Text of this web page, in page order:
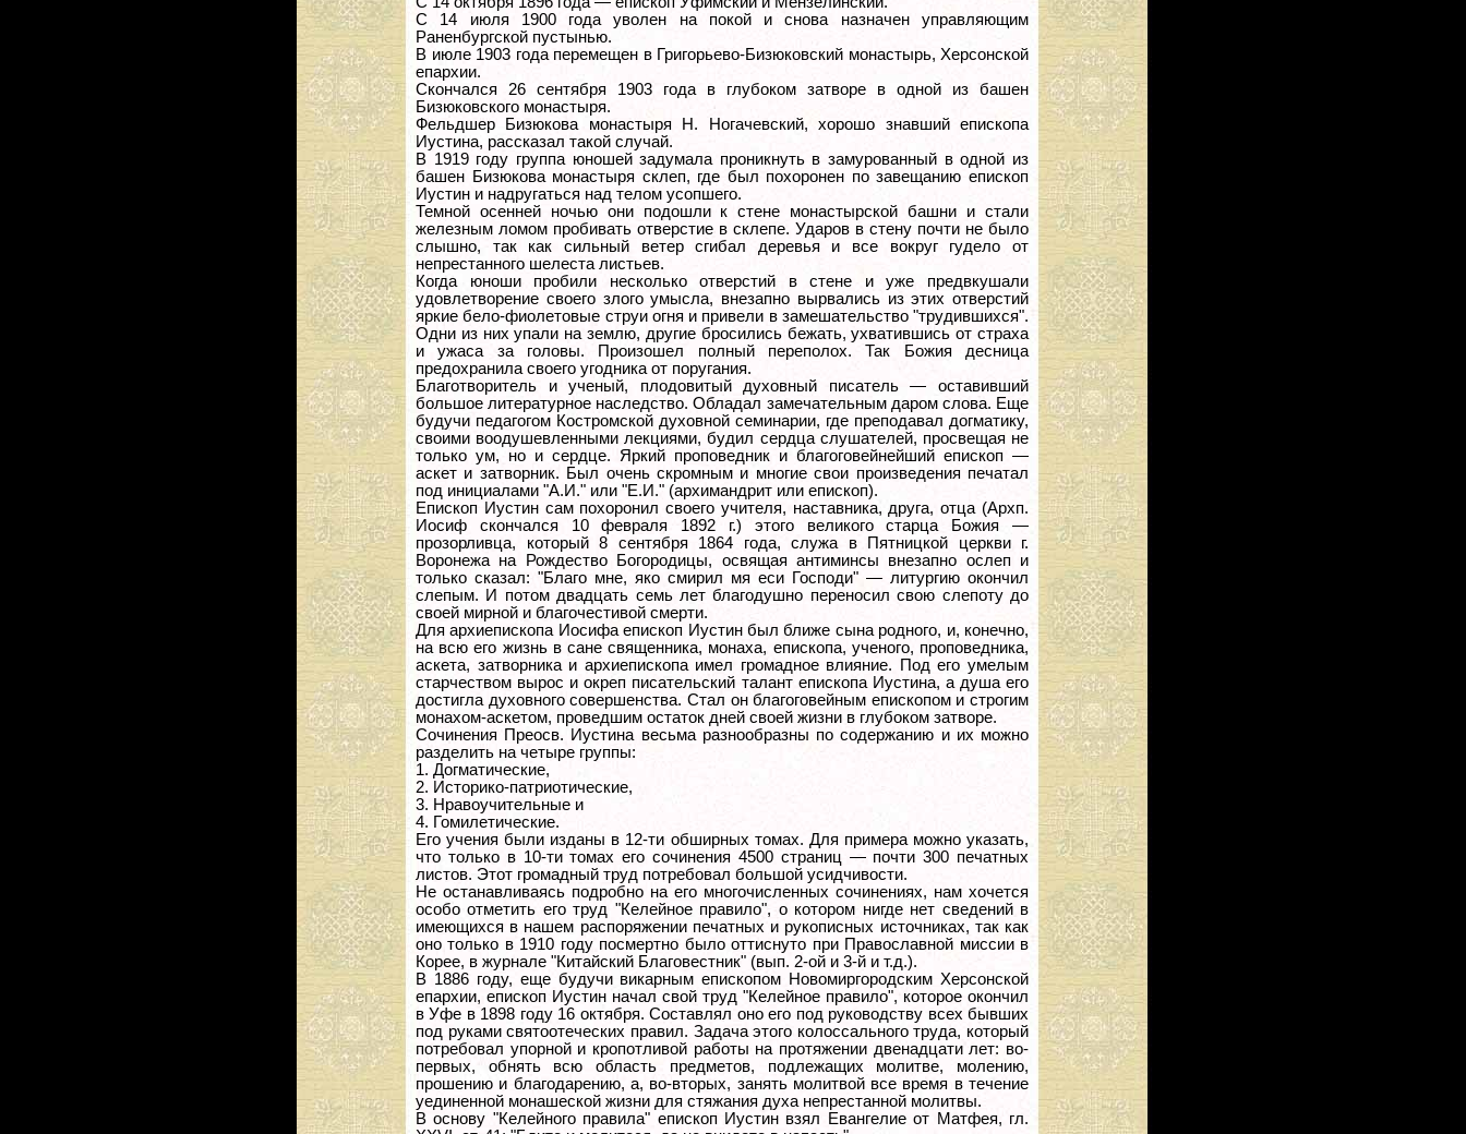
С 14 июля 1900 года уволен на покой и снова назначен управляющим
Раненбургской пустынью.
В июле 1903 года перемещен в Григорьево-Бизюковский монастырь, Херсонской
епархии.
Скончался 26 сентября 1903 года в глубоком затворе в одной из башен
Бизюковского монастыря.
Фельдшер Бизюкова монастыря Н. Ногачевский, хорошо знавший епископа
Иустина, рассказал такой случай.
В 1919 году группа юношей задумала проникнуть в замурованный в одной из
башен Бизюкова монастыря склеп, где был похоронен по завещанию епископ
Иустин и надругаться над телом усопшего.
Темной осенней ночью они подошли к стене монастырской башни и стали
железным ломом пробивать отверстие в склепе. Ударов в стену почти не было
слышно, так как сильный ветер сгибал деревья и все вокруг гудело от
непрестанного шелеста листьев.
Когда юноши пробили несколько отверстий в стене и уже предвкушали
удовлетворение своего злого умысла, внезапно вырвались из этих отверстий
яркие бело-фиолетовые струи огня и привели в замешательство "трудившихся".
Одни из них упали на землю, другие бросились бежать, ухватившись от страха
и ужаса за головы. Произошел полный переполох. Так Божия десница
предохранила своего угодника от поругания.
Благотворитель и ученый, плодовитый духовный писатель — оставивший
большое литературное наследство. Обладал замечательным даром слова. Еще
будучи педагогом Костромской духовной семинарии, где преподавал догматику,
своими воодушевленными лекциями, будил сердца слушателей, просвещая не
только ум, но и сердце. Яркий проповедник и благоговейнейший епископ —
аскет и затворник. Был очень скромным и многие свои произведения печатал
под инициалами "А.И." или "Е.И." (архимандрит или епископ).
Епископ Иустин сам похоронил своего учителя, наставника, друга, отца (Архп.
Иосиф скончался 10 февраля 1892 г.) этого великого старца Божия —
прозорливца, который 8 сентября 1864 года, служа в Пятницкой церкви г.
Воронежа на Рождество Богородицы, освящая антиминсы внезапно ослеп и
только сказал: "Благо мне, яко смирил мя еси Господи" — литургию окончил
слепым. И потом двадцать семь лет благодушно переносил свою слепоту до
своей мирной и благочестивой смерти.
Для архиепископа Иосифа епископ Иустин был ближе сына родного, и, конечно,
на всю его жизнь в сане священника, монаха, епископа, ученого, проповедника,
аскета, затворника и архиепископа имел громадное влияние. Под его умелым
старчеством вырос и окреп писательский талант епископа Иустина, а душа его
достигла духовного совершенства. Стал он благоговейным епископом и строгим
монахом-аскетом, проведшим остаток дней своей жизни в глубоком затворе.
Сочинения Преосв. Иустина весьма разнообразны по содержанию и их можно
разделить на четыре группы:
1. Догматические,
2. Историко-патриотические,
3. Нравоучительные и
4. Гомилетические.
Его учения были изданы в 12-ти обширных томах. Для примера можно указать,
что только в 10-ти томах его сочинения 4500 страниц — почти 300 печатных
листов. Этот громадный труд потребовал большой усидчивости.
Не останавливаясь подробно на его многочисленных сочинениях, нам хочется
особо отметить его труд "Келейное правило", о котором нигде нет сведений в
имеющихся в нашем распоряжении печатных и рукописных источниках, так как
оно только в 1910 году посмертно было оттиснуто при Православной миссии в
Корее, в журнале "Китайский Благовестник" (вып. 2-ой и 3-й и т.д.).
В 1886 году, еще будучи викарным епископом Новомиргородским Херсонской
епархии, епископ Иустин начал свой труд "Келейное правило", которое окончил
в Уфе в 1898 году 16 октября. Составлял оно его под руководству всех бывших
под руками святоотеческих правил. Задача этого колоссального труда, который
потребовал упорной и кропотливой работы на протяжении двенадцати лет: во-
первых, обнять всю область предметов, подлежащих молитве, молению,
прошению и благодарению, а, во-вторых, занять молитвой все время в течение
уединенной монашеской жизни для стяжания духа непрестанной молитвы.
В основу "Келейного правила" епископ Иустин взял Евангелие от Матфея, гл.